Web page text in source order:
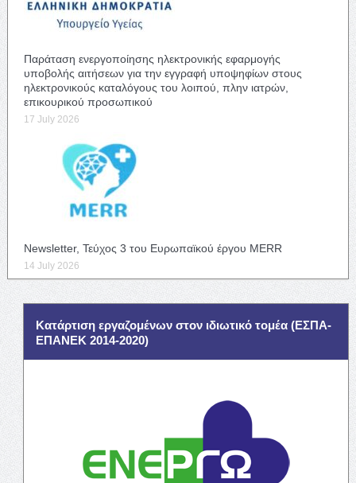
Παράταση ενεργοποίησης ηλεκτρονικής εφαρμογής
υποβολής αιτήσεων για την εγγραφή υποψηφίων στους
ηλεκτρονικούς καταλόγους του λοιπού, πλην ιατρών,
επικουρικού προσωπικού
17 July 2026
Newsletter, Τεύχος 3 του Ευρωπαϊκού έργου MERR
14 July 2026
Κατάρτιση εργαζομένων στον ιδιωτικό τομέα (ΕΣΠΑ-
ΕΠΑΝΕΚ 2014-2020)